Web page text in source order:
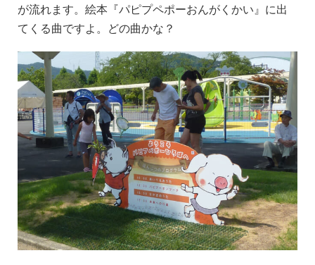
が流れます。絵本『パピプペポーおんがくかい』に出
てくる曲ですよ。どの曲かな？